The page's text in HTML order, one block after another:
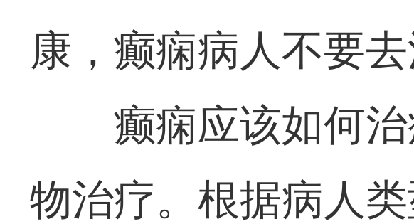
康，癫痫病人不要去
癫痫应该如何
物治疗。根据病人